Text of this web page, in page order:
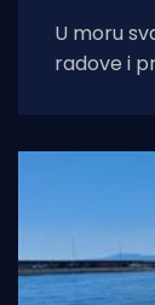
U moru
radove i